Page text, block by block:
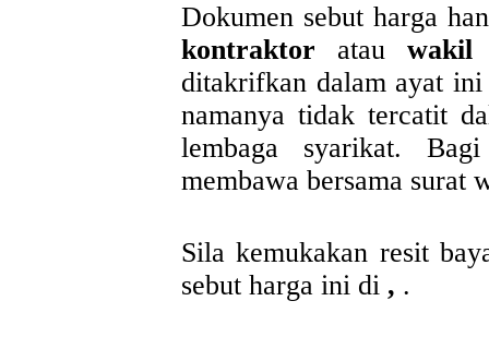
Dokumen sebut harga
kontraktor atau wakil
ditakrifkan dalam ayat
namanya tidak tercatit
lembaga syarikat.
membawa bersama surat
Sila kemukakan resit
sebut harga ini di , .